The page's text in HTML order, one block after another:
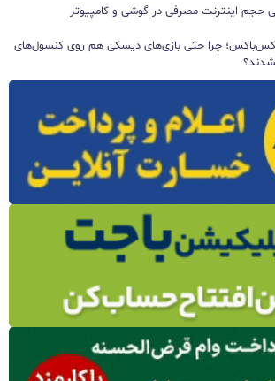
حجم اینترنت مصرفی در گوشی و کامپیوتر
ساعته ایکس‌باکس؛ چرا حتی بازی‌های دیسکی هم روی کنسول‌های